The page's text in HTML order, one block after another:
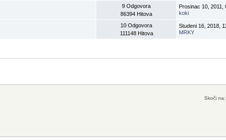
9 Odgovora
86394 Hitova
Prosinac 10, 2011,
koki
10 Odgovora
111148 Hitova
Studeni 16, 2018,
MRKY
Skoči na: